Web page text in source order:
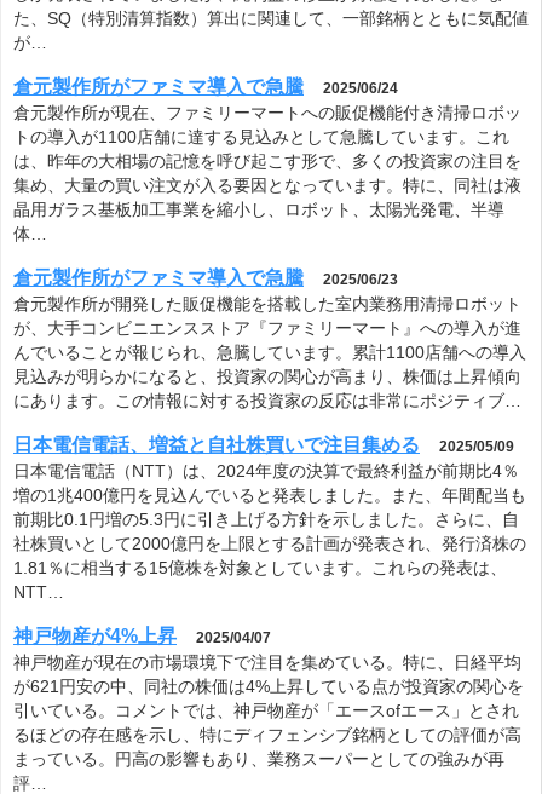
た、SQ（特別清算指数）算出に関連して、一部銘柄とともに気配値
が…
倉元製作所がファミマ導入で急騰 2025/06/24
倉元製作所が現在、ファミリーマートへの販促機能付き清掃ロボッ
トの導入が1100店舗に達する見込みとして急騰しています。これ
は、昨年の大相場の記憶を呼び起こす形で、多くの投資家の注目を
集め、大量の買い注文が入る要因となっています。特に、同社は液
晶用ガラス基板加工事業を縮小し、ロボット、太陽光発電、半導
体…
倉元製作所がファミマ導入で急騰 2025/06/23
倉元製作所が開発した販促機能を搭載した室内業務用清掃ロボット
が、大手コンビニエンスストア『ファミリーマート』への導入が進
んでいることが報じられ、急騰しています。累計1100店舗への導入
見込みが明らかになると、投資家の関心が高まり、株価は上昇傾向
にあります。この情報に対する投資家の反応は非常にポジティブ…
日本電信電話、増益と自社株買いで注目集める 2025/05/09
日本電信電話（NTT）は、2024年度の決算で最終利益が前期比4％
増の1兆400億円を見込んでいると発表しました。また、年間配当も
前期比0.1円増の5.3円に引き上げる方針を示しました。さらに、自
社株買いとして2000億円を上限とする計画が発表され、発行済株の
1.81％に相当する15億株を対象としています。これらの発表は、
NTT…
神戸物産が4%上昇 2025/04/07
神戸物産が現在の市場環境下で注目を集めている。特に、日経平均
が621円安の中、同社の株価は4%上昇している点が投資家の関心を
引いている。コメントでは、神戸物産が「エースofエース」とされ
るほどの存在感を示し、特にディフェンシブ銘柄としての評価が高
まっている。円高の影響もあり、業務スーパーとしての強みが再
評…